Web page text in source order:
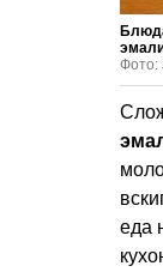
Фото:
еда